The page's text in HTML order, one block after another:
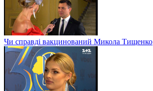
Чи справді вакцинований Микола Тищенко